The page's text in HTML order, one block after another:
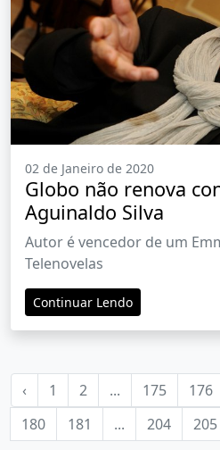
02 de Janeiro de 2020
Globo não renova
Aguinaldo Silva
Autor é vencedor de um
Telenovelas
Continuar Lendo
‹ 1 2 ... 175 176
180
181 ... 204 205